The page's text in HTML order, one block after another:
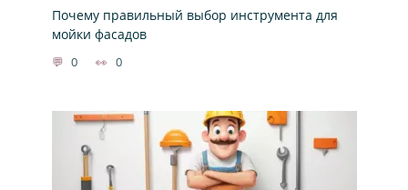
Почему правильный выбор инструмента для
мойки фасадов
0 0